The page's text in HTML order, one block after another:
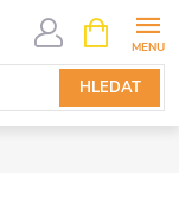
HLEDAT
NÁKUPNÍ
KOŠÍK